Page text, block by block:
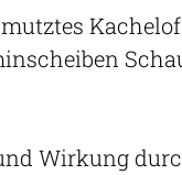
Wirkung